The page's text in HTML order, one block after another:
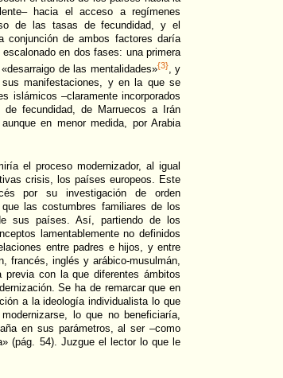
hacia el acceso a regímenes
de las tasas de fecundidad, y el
conjunción de ambos factores daría
en dos fases: una primera
de las mentalidades»{3}, y
manifestaciones, y en la que se
islámicos –claramente incorporados
fecundidad, de Marruecos a Irán
en menor medida, por Arabia
el proceso modernizador, al igual
crisis, los países europeos. Este
por su investigación de orden
las costumbres familiares de los
sus países. Así, partiendo de los
lamentablemente no definidos
entre padres e hijos, y entre
francés, inglés y arábico-musulmán,
previa con la que diferentes ámbitos
Se ha de remarcar que en
a la ideología individualista lo que
lo que no beneficiaría,
en sus parámetros, al ser –como
(pág. 54). Juzgue el lector lo que le